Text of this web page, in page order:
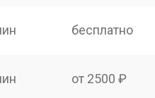
бесплатно
от 2500 ₽